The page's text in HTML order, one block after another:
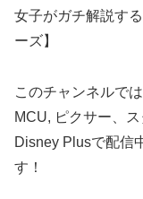
女子がガチ解説す
ーズ】
このチャンネルで
MCU, ピクサー、
Disney Plusで配信
す！